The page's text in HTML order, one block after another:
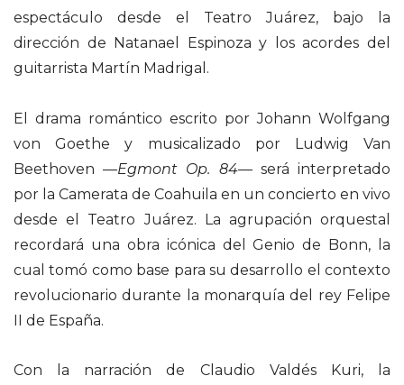
espectáculo desde el Teatro Juárez, bajo la
dirección de Natanael Espinoza y los acordes del
guitarrista Martín Madrigal.
El drama romántico escrito por Johann Wolfgang
von Goethe y musicalizado por Ludwig Van
Beethoven —Egmont Op. 84— será interpretado
por la Camerata de Coahuila en un concierto en vivo
desde el Teatro Juárez. La agrupación orquestal
recordará una obra icónica del Genio de Bonn, la
cual tomó como base para su desarrollo el contexto
revolucionario durante la monarquía del rey Felipe
II de España.
Con la narración de Claudio Valdés Kuri, la